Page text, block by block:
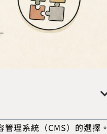
理系統（CMS）的選擇。